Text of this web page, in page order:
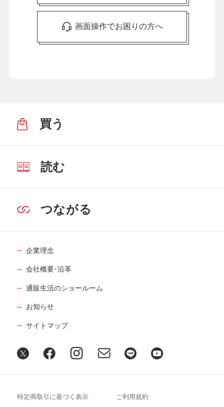
画面操作でお困りの方へ
買う
読む
つながる
企業理念
会社概要･沿革
通販生活のショールーム
お知らせ
サイトマップ
特定商取引に基づく表示 ご利用規約